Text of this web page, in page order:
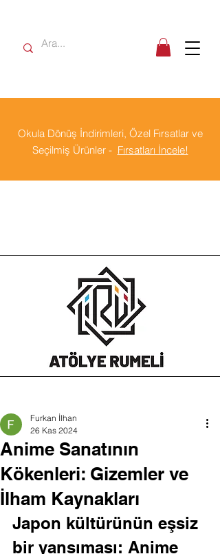
Okula Dönüş İndirimleri, Özel Fırsatlar ve
Seçilmiş Ürünler - Fırsatları İncele!
Anime Sanatının
Kökenleri: Gizemler ve
İlham Kaynakları
Furkan İlhan
26 Kas 2024
Japon kültürünün eşsiz
bir yansıması: Anime